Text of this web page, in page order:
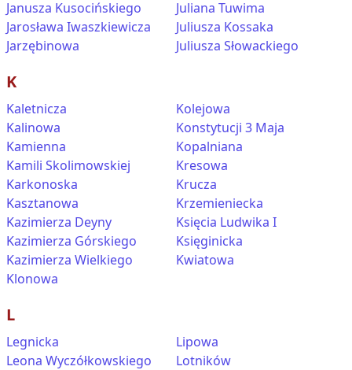
Janusza Kusocińskiego
Jarosława Iwaszkiewicza
Jarzębinowa
Juliana Tuwima
Juliusza Kossaka
Juliusza Słowackiego
K
Kaletnicza
Kalinowa
Kamienna
Kamili Skolimowskiej
Karkonoska
Kasztanowa
Kazimierza Deyny
Kazimierza Górskiego
Kazimierza Wielkiego
Klonowa
Kolejowa
Konstytucji 3 Maja
Kopalniana
Kresowa
Krucza
Krzemieniecka
Księcia Ludwika I
Księginicka
Kwiatowa
L
Legnicka
Leona Wyczółkowskiego
Lipowa
Lotników